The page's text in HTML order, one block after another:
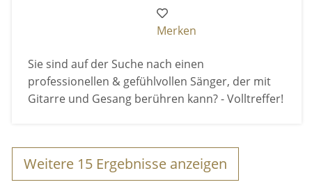
Merken
Sie sind auf der Suche nach einen
professionellen & gefühlvollen Sänger, der mit
Gitarre und Gesang berühren kann? - Volltreffer!
Weitere 15 Ergebnisse anzeigen